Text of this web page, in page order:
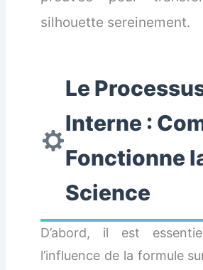
silhouette sereinement.
Le
Interne :
Fonctionne
Science
D’abord, il est
l’influence de la formule